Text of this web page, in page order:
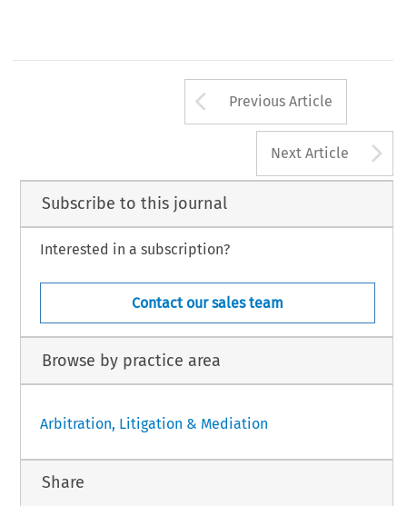
Arrow button
Previous Article
Next Article
Subscribe to this journal
Interested in a subscription?
Contact our sales team
Browse by practice area
Arbitration, Litigation & Mediation
Share